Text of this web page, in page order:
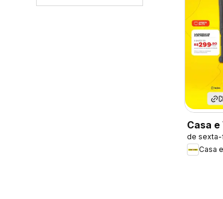
Casa
ofertas
de sexta-
Casa